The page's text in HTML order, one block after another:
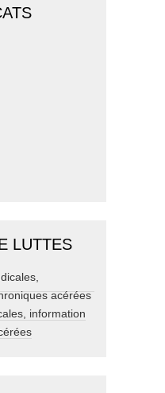
LUTTES
information